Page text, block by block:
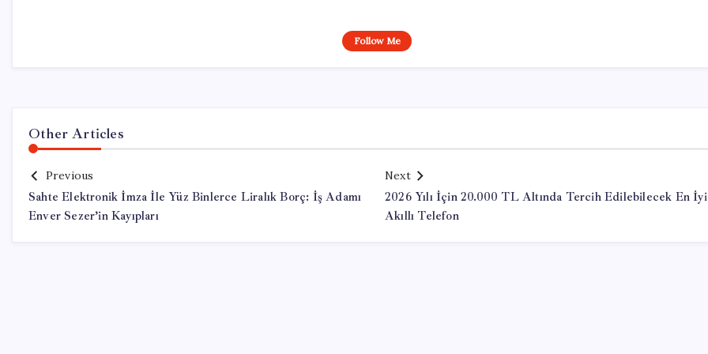
Follow Me
Other Articles
Previous
Sahte Elektronik İmza İle Yüz Binlerce Liralık Borç: İş Adamı
Enver Sezer’in Kayıpları
Next
2026 Yılı İçin 20.000 TL Altında Tercih Edilebilecek En
Akıllı Telefon